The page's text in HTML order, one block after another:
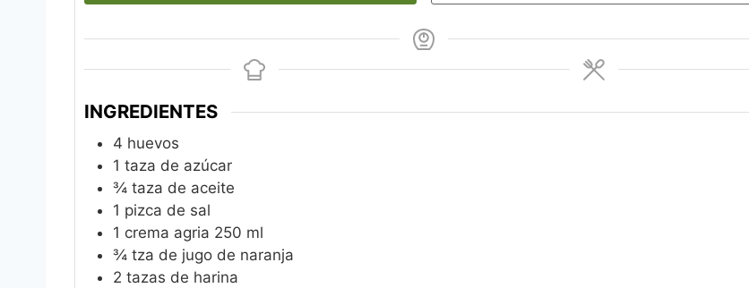
INGREDIENTES
4 huevos
1 taza de azúcar
¾ taza de aceite
1 pizca de sal
1 crema agria 250 ml
¾ tza de jugo de naranja
2 tazas de harina